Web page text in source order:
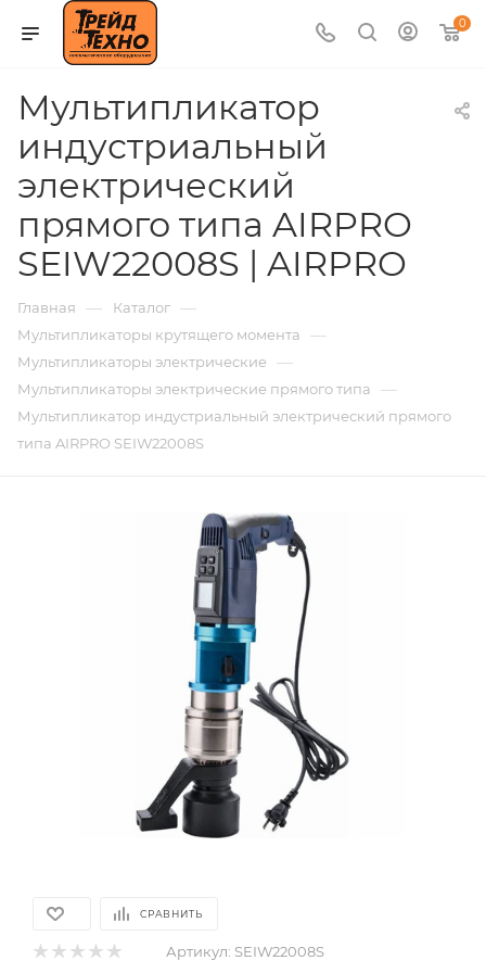
0
Мультипликатор
индустриальный
электрический
прямого типа AIRPRO
SEIW22008S | AIRPRO
Главная — Каталог —
Мультипликаторы крутящего момента —
Мультипликаторы электрические —
Мультипликаторы электрические прямого типа —
Мультипликатор индустриальный электрический прямого
типа AIRPRO SEIW22008S
СРАВНИТЬ
Артикул: SEIW22008S